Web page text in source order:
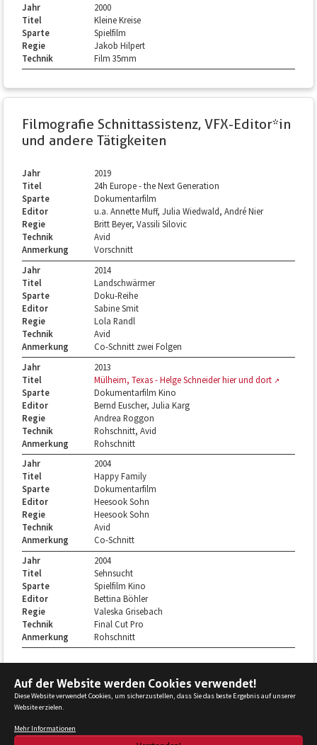
Auf der Website werden Cookies verwendet!
Diese Website verwendet Cookies, um sicherzustellen, dass Sie das beste Ergebnis auf unserer
Website erzielen.
Mehr Informationen
Jahr
2000
Titel
Kleine Kreise
Sparte
Spielfilm
Regie
Jakob Hilpert
Technik
Film 35mm
Filmografie Schnittassistenz, VFX-Editor*in
und andere Tätigkeiten
Jahr
2019
Titel
24h Europe - the Next Generation
Sparte
Dokumentarfilm
Editor
u.a. Annette Muff, Julia Wiedwald, André Nier
Regie
Britt Beyer, Vassili Silovic
Technik
Avid
Anmerkung
Vorschnitt
Jahr
2014
Titel
Landschwärmer
Sparte
Doku-Reihe
Editor
Sabine Smit
Regie
Lola Randl
Technik
Avid
Anmerkung
Co-Schnitt zwei Folgen
Jahr
2013
Titel
Mülheim, Texas - Helge Schneider hier und dort
Sparte
Dokumentarfilm Kino
Editor
Bernd Euscher, Julia Karg
Regie
Andrea Roggon
Technik
Rohschnitt, Avid
Anmerkung
Rohschnitt
Jahr
2004
Titel
Happy Family
Sparte
Dokumentarfilm
Editor
Heesook Sohn
Regie
Heesook Sohn
Technik
Avid
Anmerkung
Co-Schnitt
Jahr
2004
Titel
Sehnsucht
Sparte
Spielfilm Kino
Editor
Bettina Böhler
Regie
Valeska Grisebach
Technik
Final Cut Pro
Anmerkung
Rohschnitt
Kontakt Datenschutz Impressum Design Umsetzung